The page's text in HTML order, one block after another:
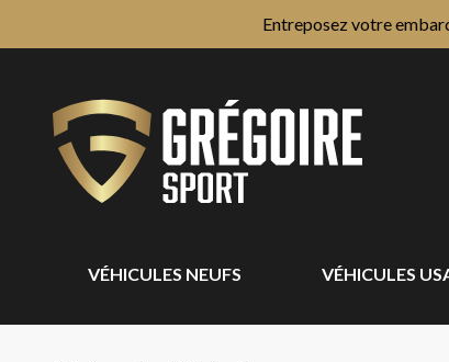
Entreposez votre
VÉHICULES NEUFS VÉHICULES